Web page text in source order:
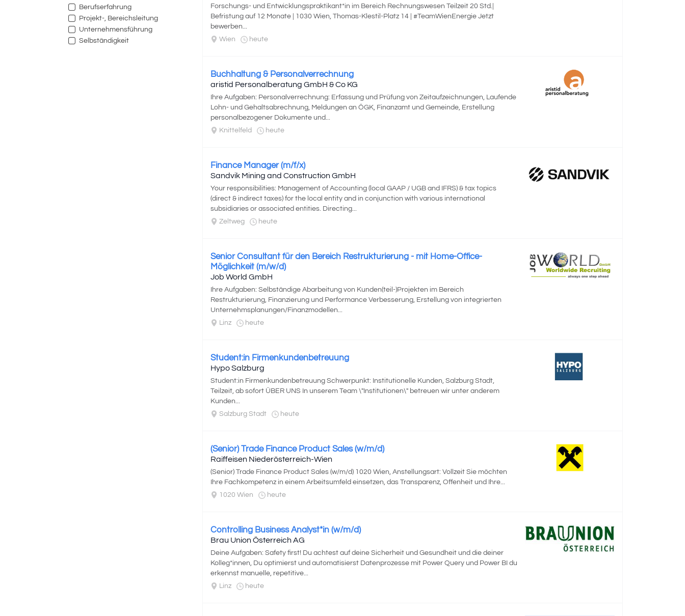
Berufserfahrung
Projekt-, Bereichsleitung
Unternehmensführung
Selbständigkeit
Forschungs- und Entwicklungspraktikant*in im Bereich Rechnungswesen Teilzeit 20 Std.|
Befristung auf 12 Monate | 1030 Wien, Thomas-Klestil-Platz 14 | #TeamWienEnergie Jetzt
bewerben...
Wien
heute
Buchhaltung & Personalverrechnung
aristid Personalberatung GmbH & Co KG
Ihre Aufgaben: Personalverrechnung: Erfassung und Prüfung von Zeitaufzeichnungen, Laufende
Lohn- und Gehaltsabrechnung, Meldungen an ÖGK, Finanzamt und Gemeinde, Erstellung
personalbezogener Dokumente und...
Knittelfeld
heute
Finance Manager (m/f/x)
Sandvik Mining and Construction GmbH
Your responsibilities: Management of Accounting (local GAAP / UGB and IFRS) & tax topics
(direct & indirect taxes) for the local entity and in conjunction with various international
subsidiaries or associated entities. Directing...
Zeltweg
heute
Senior Consultant für den Bereich Restrukturierung - mit Home-Office-
Möglichkeit (m/w/d)
Job World GmbH
Ihre Aufgaben: Selbständige Abarbeitung von Kunden(teil-)Projekten im Bereich
Restrukturierung, Finanzierung und Performance Verbesserung, Erstellung von integrierten
Unternehmsplanungen/Finanzmodellen...
Linz
heute
Student:in Firmenkundenbetreuung
Hypo Salzburg
Student:in Firmenkundenbetreuung Schwerpunkt: Institutionelle Kunden, Salzburg Stadt,
Teilzeit, ab sofort ÜBER UNS In unserem Team \"Institutionen\" betreuen wir unter anderem
Kunden...
Salzburg Stadt
heute
(Senior) Trade Finance Product Sales (w/m/d)
Raiffeisen Niederösterreich-Wien
(Senior) Trade Finance Product Sales (w/m/d) 1020 Wien, Anstellungsart: Vollzeit Sie möchten
Ihre Fachkompetenz in einem Arbeitsumfeld einsetzen, das Transparenz, Offenheit und Ihre...
1020 Wien
heute
Controlling Business Analyst*in (w/m/d)
Brau Union Österreich AG
Deine Aufgaben: Safety first! Du achtest auf deine Sicherheit und Gesundheit und die deiner
Kolleg*innen, Du optimierst und automatisierst Datenprozesse mit Power Query und Power BI du
erkennst manuelle, repetitive...
Linz
heute